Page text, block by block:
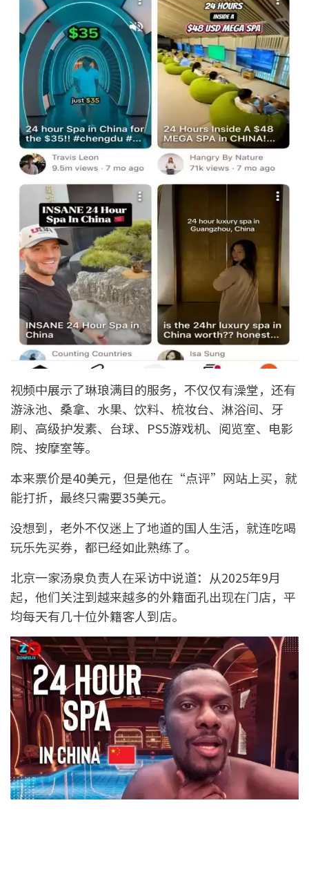
视频中展示了琳琅满目的服务，不仅仅有澡堂，还有
游泳池、桑拿、水果、饮料、梳妆台、淋浴间、牙
刷、高级护发素、台球、PS5游戏机、阅览室、电影
院、按摩室等。
本来票价是40美元，但是他在“点评”网站上买，就
能打折，最终只需要35美元。
没想到，老外不仅迷上了地道的国人生活，就连吃喝
玩乐先买券，都已经如此熟练了。
北京一家汤泉负责人在采访中说道：从2025年9月
起，他们关注到越来越多的外籍面孔出现在门店，平
均每天有几十位外籍客人到店。